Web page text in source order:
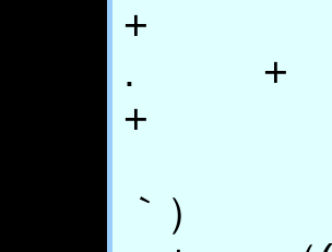
+
. +
+
（ ´∀
｀）